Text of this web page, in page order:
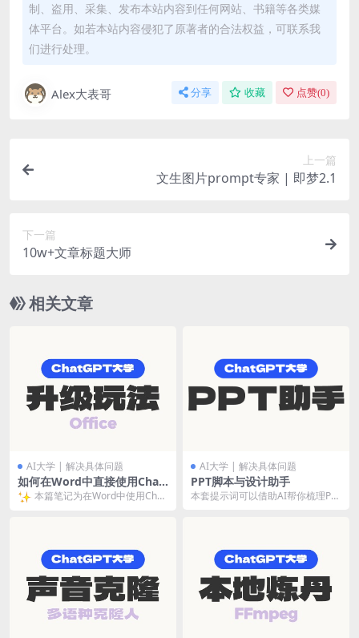
制、盗用、采集、发布本站内容到任何网站、书籍等各类媒
体平台。如若本站内容侵犯了原著者的合法权益，可联系我
们进行处理。
Alex大表哥 分享 收藏 点赞(0)
上一篇
文生图片prompt专家 | 即梦2.1
下一篇
10w+文章标题大师
相关文章
AI大学 | 解决具体问题
如何在Word中直接使用Chat
GPT？本篇笔记为在Word中使用Chat
AI大学 | 解决具体问题
PPT脚本与设计助手
本套提示词可以借助AI帮你梳理PP